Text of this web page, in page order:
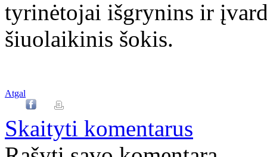
tyrinėtojai išgrynins ir
šiuolaikinis šokis.
Atgal
Skaityti komentarus